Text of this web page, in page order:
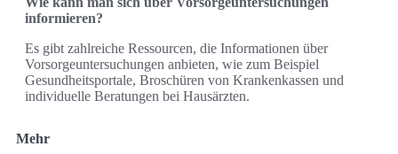
informieren?
Es gibt zahlreiche Ressourcen, die Informationen über
Vorsorgeuntersuchungen anbieten, wie zum Beispiel
Gesundheitsportale, Broschüren von Krankenkassen und
individuelle Beratungen bei Hausärzten.
Mehr